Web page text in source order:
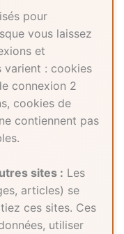
pour
vous laissez
et
varient : cookies
connexion 2
cookies de
contiennent pas
sites : Les
articles) se
ces sites. Ces
utiliser